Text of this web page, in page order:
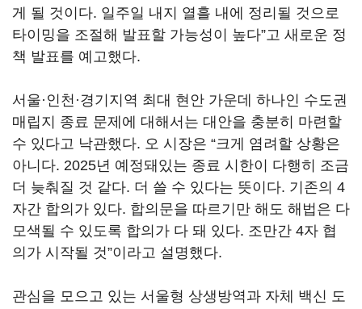
게 될 것이다. 일주일 내지 열흘 내에 정리될 것으로
타이밍을 조절해 발표할 가능성이 높다”고 새로운 정
책 발표를 예고했다.
서울·인천·경기지역 최대 현안 가운데 하나인 수도권
매립지 종료 문제에 대해서는 대안을 충분히 마련할
수 있다고 낙관했다. 오 시장은 “크게 염려할 상황은
아니다. 2025년 예정돼있는 종료 시한이 다행히 조금
더 늦춰질 것 같다. 더 쓸 수 있다는 뜻이다. 기존의 4
자간 합의가 있다. 합의문을 따르기만 해도 해법은 다
모색될 수 있도록 합의가 다 돼 있다. 조만간 4자 협
의가 시작될 것”이라고 설명했다.
관심을 모으고 있는 서울형 상생방역과 자체 백신 도